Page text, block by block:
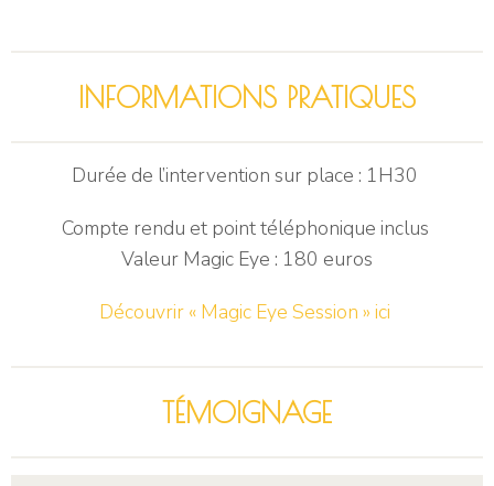
INFORMATIONS PRATIQUES​
Durée de l’intervention sur place : 1H30
Compte rendu et point téléphonique inclus
Valeur Magic Eye : 180 euros
Découvrir « Magic Eye Session » ici
TÉMOIGNAGE